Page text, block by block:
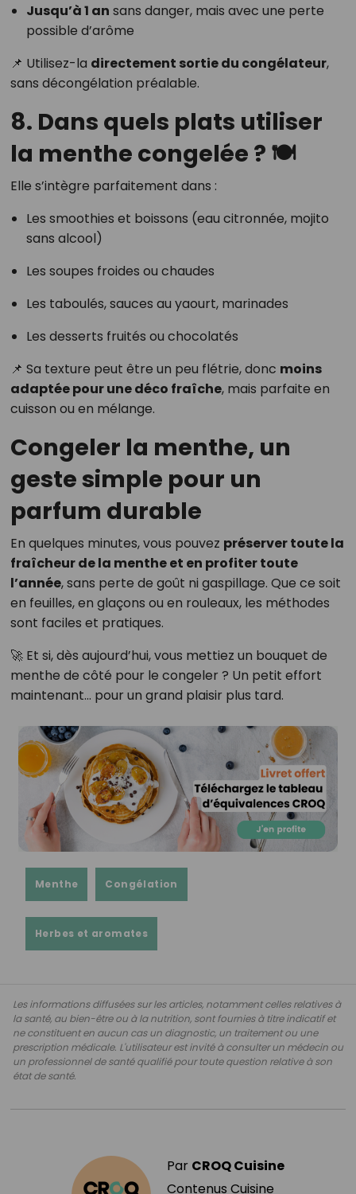
Jusqu’à 1 an sans danger, mais avec une perte
possible d’arôme
📌 Utilisez-la directement sortie du congélateur,
sans décongélation préalable.
8. Dans quels plats utiliser
la menthe congelée ? 🍽️
Elle s’intègre parfaitement dans :
Les smoothies et boissons (eau citronnée, mojito
sans alcool)
Les soupes froides ou chaudes
Les taboulés, sauces au yaourt, marinades
Les desserts fruités ou chocolatés
📌 Sa texture peut être un peu flétrie, donc moins
adaptée pour une déco fraîche, mais parfaite en
cuisson ou en mélange.
Congeler la menthe, un
geste simple pour un
parfum durable
En quelques minutes, vous pouvez préserver toute la
fraîcheur de la menthe et en profiter toute
l’année, sans perte de goût ni gaspillage. Que ce soit
en feuilles, en glaçons ou en rouleaux, les méthodes
sont faciles et pratiques.
🚀 Et si, dès aujourd’hui, vous mettiez un bouquet de
menthe de côté pour le congeler ? Un petit effort
maintenant… pour un grand plaisir plus tard.
Menthe Congélation
Herbes et aromates
Les informations diffusées sur les articles, notamment celles relatives à
la santé, au bien-être ou à la nutrition, sont fournies à titre indicatif et
ne constituent en aucun cas un diagnostic, un traitement ou une
prescription médicale. L'utilisateur est invité à consulter un médecin ou
un professionnel de santé qualifié pour toute question relative à son
état de santé.
Par CROQ Cuisine
Contenus Cuisine